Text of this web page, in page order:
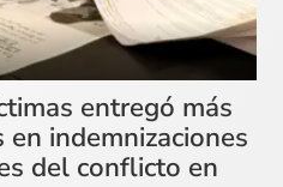
entregó más
indemnizaciones
del conflicto en